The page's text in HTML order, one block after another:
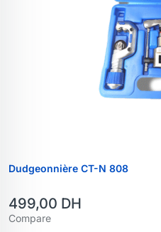
Dudgeonnière CT-N 808
499,00 DH
Compare